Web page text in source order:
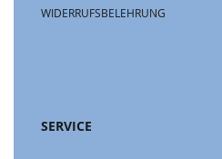
WIDERRUFSBELEHRUNG
SERVICE